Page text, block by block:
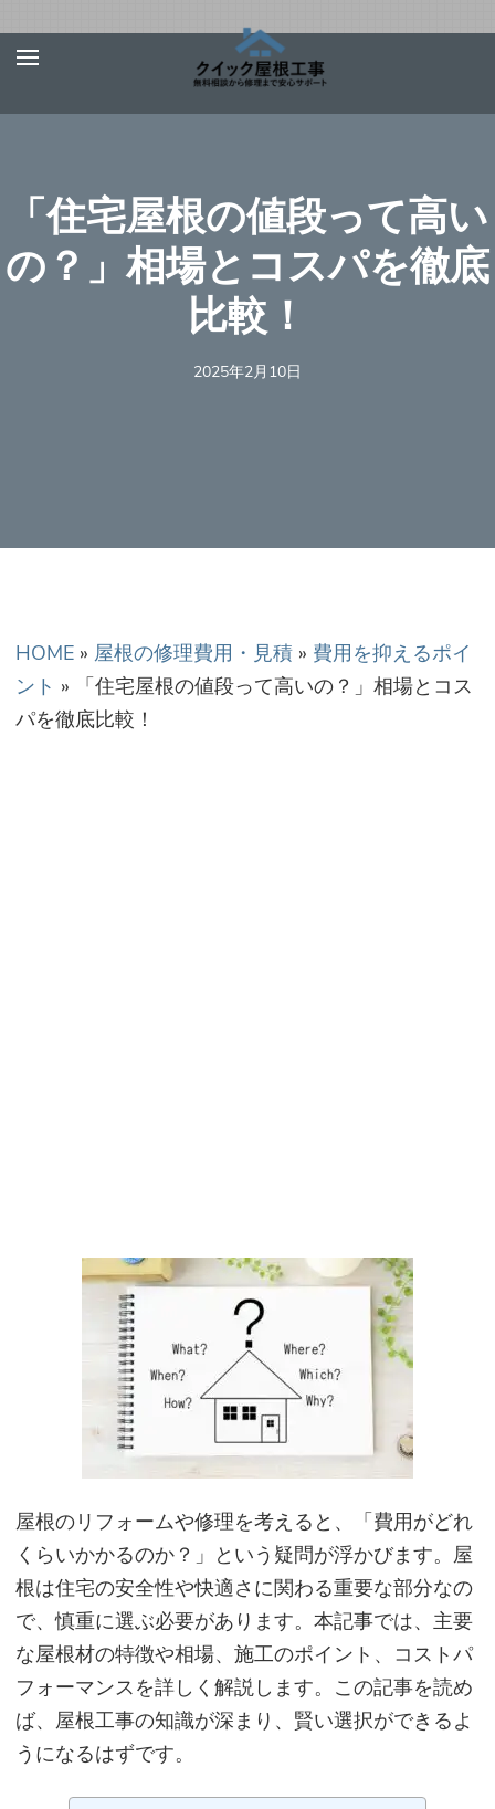
Skip
content
雨漏りの修理
樋、雨漏りの修理を
行う地元の優良工事
業者を完全無料でご
「住宅屋根の値段って高い
の？」相場とコスパを徹底
比較！
2025年2月10日
HOME » 屋根の修理費用・見積 » 費用を抑えるポイ
ント » 「住宅屋根の値段って高いの？」相場とコス
パを徹底比較！
屋根のリフォームや修理を考えると、「費用がどれ
くらいかかるのか？」という疑問が浮かびます。屋
根は住宅の安全性や快適さに関わる重要な部分なの
で、慎重に選ぶ必要があります。本記事では、主要
な屋根材の特徴や相場、施工のポイント、コストパ
フォーマンスを詳しく解説します。この記事を読め
ば、屋根工事の知識が深まり、賢い選択ができるよ
うになるはずです。